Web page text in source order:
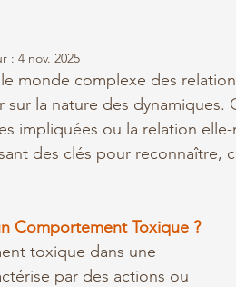
: 4 nov. 2025
monde complexe des
sur la nature des
impliquées ou la relation
des clés pour reconnaître,
Comportement Toxique ?
toxique dans une
par des actions ou